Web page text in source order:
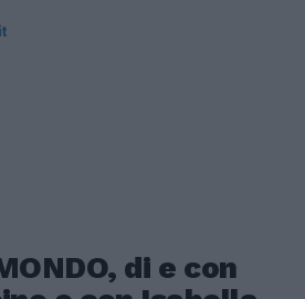
di e con